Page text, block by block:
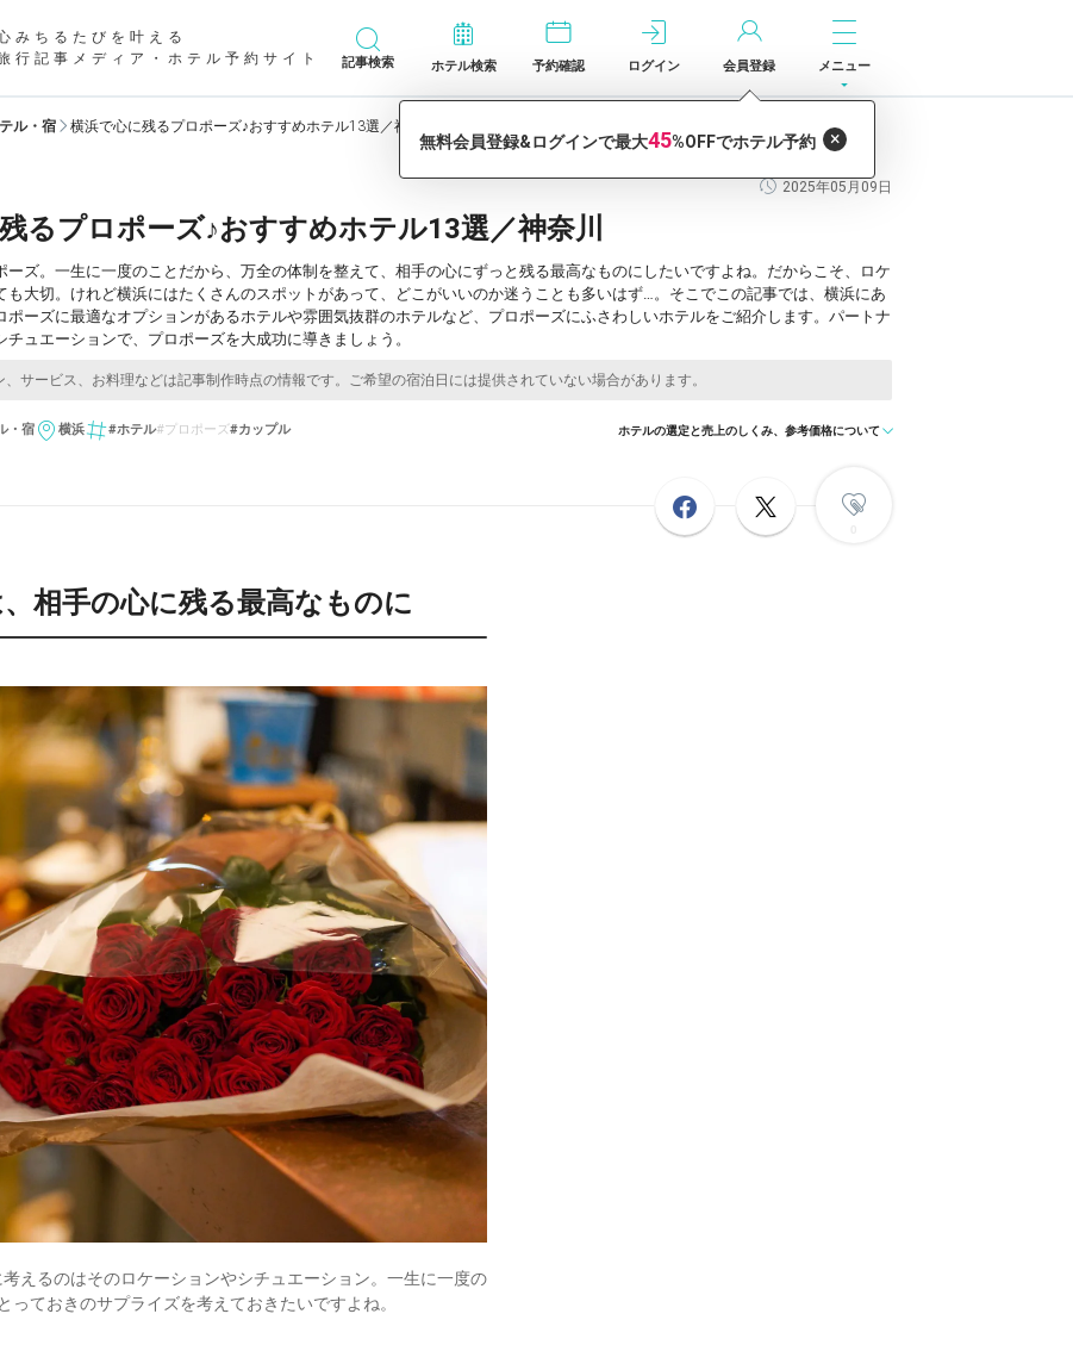
みちるたびを叶える
行記事メディア・ホテル予約サイト
記事検索 ホテル検索 予約確認 ログイン 会員登録 メニュー
ル・宿 横浜で心に残るプロポーズ♪おすすめホテル13選／神奈川
2025年05月09日
るプロポーズ♪おすすめホテル13選／神奈川
ーズ。一生に一度のことだから、万全の体制を整えて、相手の心にずっと残る最高なものにしたいですよね。だからこそ、ロケ
も大切。けれど横浜にはたくさんのスポットがあって、どこがいいのか迷うことも多いはず…。そこでこの記事では、横浜にあ
ポーズに最適なオプションがあるホテルや雰囲気抜群のホテルなど、プロポーズにふさわしいホテルをご紹介します。パートナ
チュエーションで、プロポーズを大成功に導きましょう。
・宿 横浜 #ホテル#プロポーズ#カップル ホテルの選定と売上のしくみ、参考価格について
相手の心に残る最高なものに
えるのはそのロケーションやシチュエーション。一生に一度の
ておきのサプライズを考えておきたいですよね。